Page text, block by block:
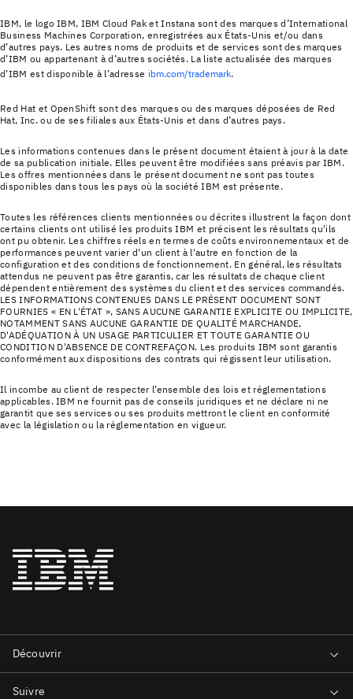
IBM, le logo IBM, IBM Cloud Pak et Instana sont des marques d’International
Business Machines Corporation, enregistrées aux États-Unis et/ou dans
d’autres pays. Les autres noms de produits et de services sont des marques
d’IBM ou appartenant à d’autres sociétés. La liste actualisée des marques
d’IBM est disponible à l’adresse ibm.com/trademark.
Red Hat et OpenShift sont des marques ou des marques déposées de Red
Hat, Inc. ou de ses filiales aux États-Unis et dans d’autres pays.
Les informations contenues dans le présent document étaient à jour à la date
de sa publication initiale. Elles peuvent être modifiées sans préavis par IBM.
Les offres mentionnées dans le présent document ne sont pas toutes
disponibles dans tous les pays où la société IBM est présente.
Toutes les références clients mentionnées ou décrites illustrent la façon dont
certains clients ont utilisé les produits IBM et précisent les résultats qu'ils
ont pu obtenir. Les chiffres réels en termes de coûts environnementaux et de
performances peuvent varier d'un client à l'autre en fonction de la
configuration et des conditions de fonctionnement. En général, les résultats
attendus ne peuvent pas être garantis, car les résultats de chaque client
dépendent entièrement des systèmes du client et des services commandés.
LES INFORMATIONS CONTENUES DANS LE PRÉSENT DOCUMENT SONT
FOURNIES « EN L'ÉTAT », SANS AUCUNE GARANTIE EXPLICITE OU IMPLICITE,
NOTAMMENT SANS AUCUNE GARANTIE DE QUALITÉ MARCHANDE,
D'ADÉQUATION À UN USAGE PARTICULIER ET TOUTE GARANTIE OU
CONDITION D'ABSENCE DE CONTREFAÇON. Les produits IBM sont garantis
conformément aux dispositions des contrats qui régissent leur utilisation.
Il incombe au client de respecter l’ensemble des lois et réglementations
applicables. IBM ne fournit pas de conseils juridiques et ne déclare ni ne
garantit que ses services ou ses produits mettront le client en conformité
avec la législation ou la réglementation en vigueur.